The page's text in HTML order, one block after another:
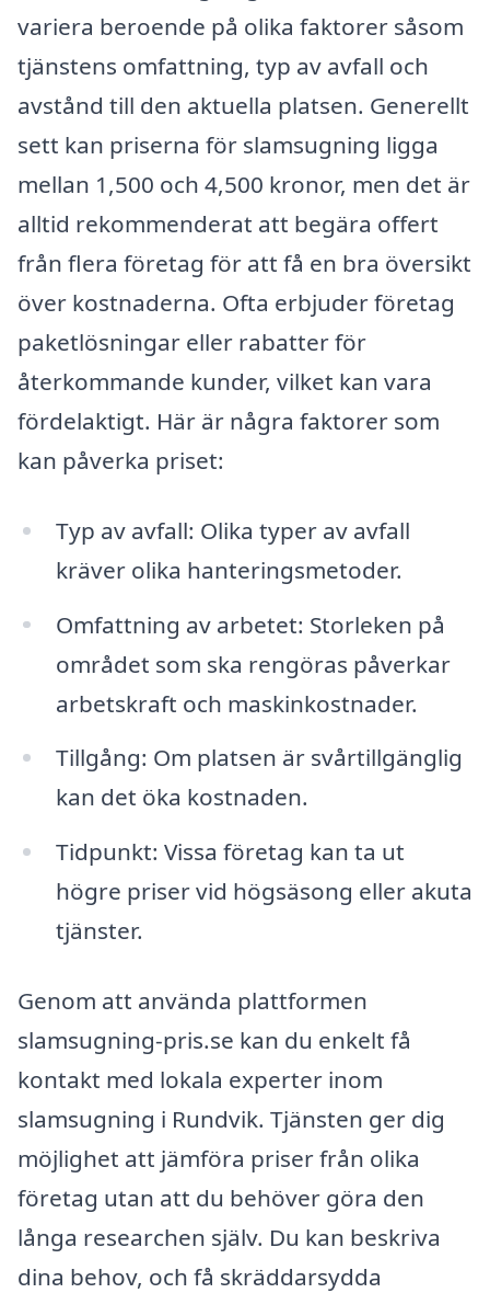
variera beroende på olika faktorer såsom
tjänstens omfattning, typ av avfall och
avstånd till den aktuella platsen. Generellt
sett kan priserna för slamsugning ligga
mellan 1,500 och 4,500 kronor, men det är
alltid rekommenderat att begära offert
från flera företag för att få en bra översikt
över kostnaderna. Ofta erbjuder företag
paketlösningar eller rabatter för
återkommande kunder, vilket kan vara
fördelaktigt. Här är några faktorer som
kan påverka priset:
Typ av avfall: Olika typer av avfall
kräver olika hanteringsmetoder.
Omfattning av arbetet: Storleken på
området som ska rengöras påverkar
arbetskraft och maskinkostnader.
Tillgång: Om platsen är svårtillgänglig
kan det öka kostnaden.
Tidpunkt: Vissa företag kan ta ut
högre priser vid högsäsong eller akuta
tjänster.
Genom att använda plattformen
slamsugning-pris.se kan du enkelt få
kontakt med lokala experter inom
slamsugning i Rundvik. Tjänsten ger dig
möjlighet att jämföra priser från olika
företag utan att du behöver göra den
långa researchen själv. Du kan beskriva
dina behov, och få skräddarsydda